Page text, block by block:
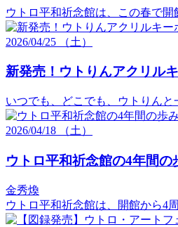
ウトロ平和祈念館は、この春で
2026/04/25 （土）
新発売！ウトりんアクリル
いつでも、どこでも、ウトりん
2026/04/18 （土）
ウトロ平和祈念館の4年間
金秀煥
ウトロ平和祈念館は、開館から4